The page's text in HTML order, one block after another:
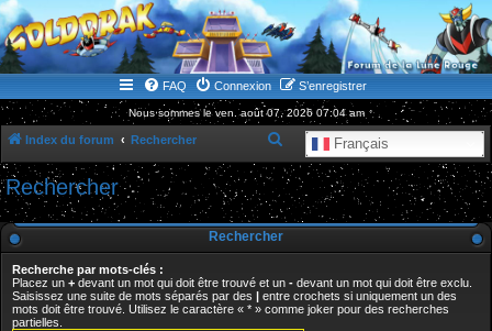
WWW.GOLDORAKGO.COM
le site de la Lune Rouge
FAQ Connexion S’enregistrer
Nous sommes le ven. août 07, 2026 07:04 am
Index du forum Rechercher Français
e
c
h
c
Rechercher
Rechercher
Recherche par mots-clés :
Placez un + devant un mot qui doit être trouvé et un - devant un mot qui doit être exclu.
Saisissez une suite de mots séparés par des | entre crochets si uniquement un des
mots doit être trouvé. Utilisez le caractère « * » comme joker pour des recherches
partielles.